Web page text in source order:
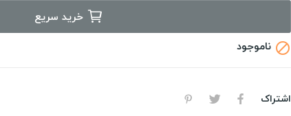
خرید سریع
 ناموجود
اشتراک